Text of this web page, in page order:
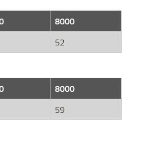
8000
52
8000
59